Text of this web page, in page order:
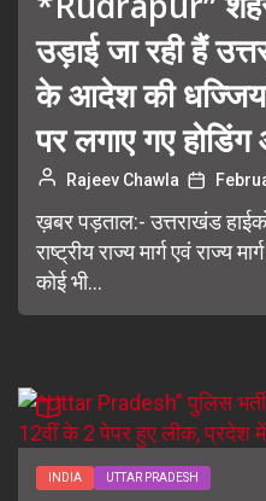
उड़ाई जा रही हैं
के आदेश की
पर लगाए गए
Rajeev Chawla
ख़बर पड़ताल:- उत्तराखंड
राष्ट्रीय राज्य मार्ग एवं राज्य
कोई भी...
INDIA UTTAR PRADESH